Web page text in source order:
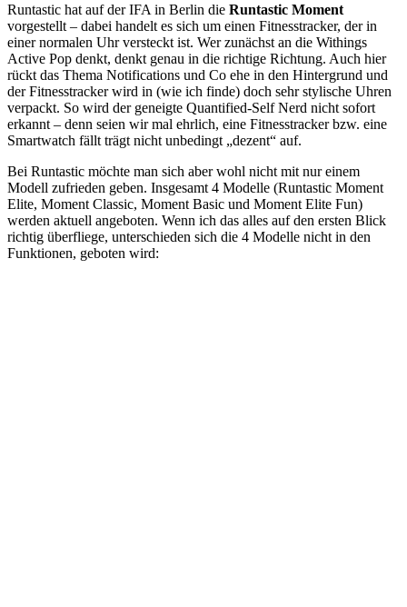
Runtastic hat auf der IFA in Berlin die Runtastic Moment
vorgestellt – dabei handelt es sich um einen Fitnesstracker, der in
einer normalen Uhr versteckt ist. Wer zunächst an die Withings
Active Pop denkt, denkt genau in die richtige Richtung. Auch hier
rückt das Thema Notifications und Co ehe in den Hintergrund und
der Fitnesstracker wird in (wie ich finde) doch sehr stylische Uhren
verpackt. So wird der geneigte Quantified-Self Nerd nicht sofort
erkannt – denn seien wir mal ehrlich, eine Fitnesstracker bzw. eine
Smartwatch fällt trägt nicht unbedingt „dezent“ auf.
Bei Runtastic möchte man sich aber wohl nicht mit nur einem
Modell zufrieden geben. Insgesamt 4 Modelle (Runtastic Moment
Elite, Moment Classic, Moment Basic und Moment Elite Fun)
werden aktuell angeboten. Wenn ich das alles auf den ersten Blick
richtig überfliege, unterschieden sich die 4 Modelle nicht in den
Funktionen, geboten wird: